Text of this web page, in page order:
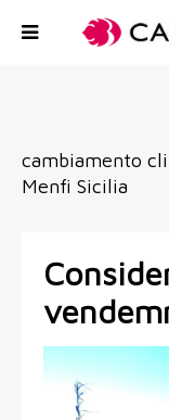
cambiamento
Menfi Sicilia